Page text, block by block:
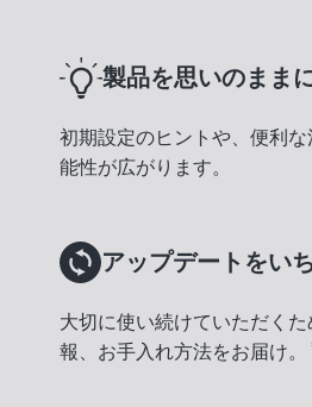
製品を思いのまま
初期設定のヒントや、便利
能性が広がります。
アップデートをい
大切に使い続けていただく
報、お手入れ方法をお届け。